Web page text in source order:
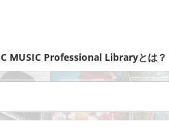
C MUSIC Professional Libraryとは？